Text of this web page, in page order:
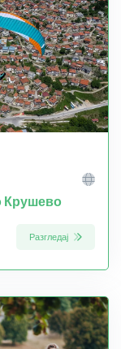
Крушево
Разгледај